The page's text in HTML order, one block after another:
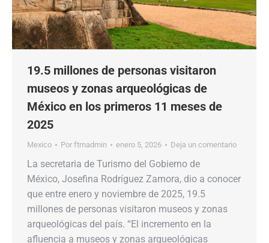
19.5 millones de personas visitaron
museos y zonas arqueológicas de
México en los primeros 11 meses de
2025
Mexico Por ftmadmin enero 5, 2026 Deja un comentario
La secretaria de Turismo del Gobierno de
México, Josefina Rodríguez Zamora, dio a conocer
que entre enero y noviembre de 2025, 19.5
millones de personas visitaron museos y zonas
arqueológicas del país. “El incremento en la
afluencia a museos y zonas arqueológicas